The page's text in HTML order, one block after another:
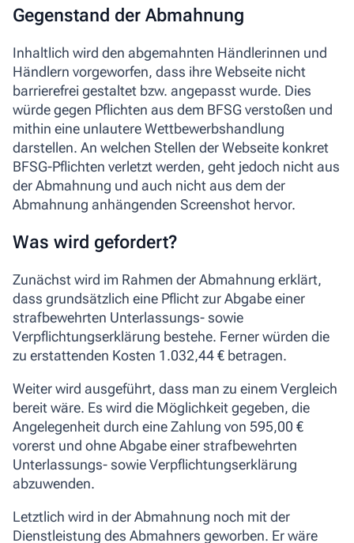
Gegenstand der Abmahnung
Inhaltlich wird den abgemahnten Händlerinnen und
Händlern vorgeworfen, dass ihre Webseite nicht
barrierefrei gestaltet bzw. angepasst wurde. Dies
würde gegen Pflichten aus dem BFSG verstoßen und
mithin eine unlautere Wettbewerbshandlung
darstellen. An welchen Stellen der Webseite konkret
BFSG-Pflichten verletzt werden, geht jedoch nicht aus
der Abmahnung und auch nicht aus dem der
Abmahnung anhängenden Screenshot hervor.
Was wird gefordert?
Zunächst wird im Rahmen der Abmahnung erklärt,
dass grundsätzlich eine Pflicht zur Abgabe einer
strafbewehrten Unterlassungs- sowie
Verpflichtungserklärung bestehe. Ferner würden die
zu erstattenden Kosten 1.032,44 € betragen.
Weiter wird ausgeführt, dass man zu einem Vergleich
bereit wäre. Es wird die Möglichkeit gegeben, die
Angelegenheit durch eine Zahlung von 595,00 €
vorerst und ohne Abgabe einer strafbewehrten
Unterlassungs- sowie Verpflichtungserklärung
abzuwenden.
Letztlich wird in der Abmahnung noch mit der
Dienstleistung des Abmahners geworben. Er wäre